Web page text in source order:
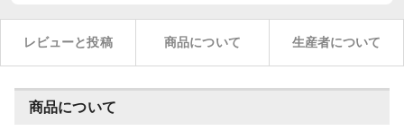
レビューと投稿 商品について 生産者について
商品について